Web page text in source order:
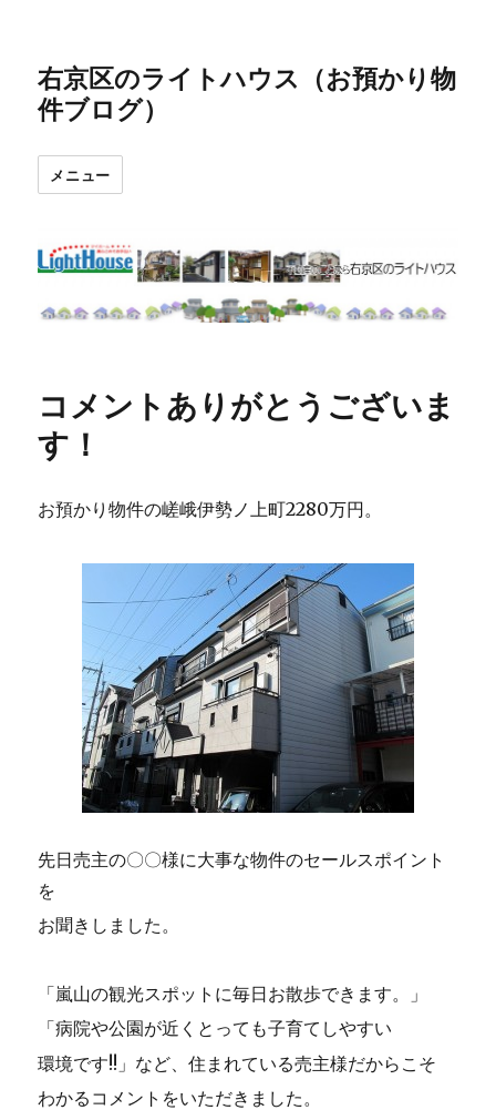
右京区のライトハウス（お預かり物
件ブログ）
メニュー
コメントありがとうございま
す！
お預かり物件の嵯峨伊勢ノ上町2280万円。
先日売主の〇〇様に大事な物件のセールスポイント
を
お聞きしました。
「嵐山の観光スポットに毎日お散歩できます。」
「病院や公園が近くとっても子育てしやすい
環境です!!」など、住まれている売主様だからこそ
わかるコメントをいただきました。